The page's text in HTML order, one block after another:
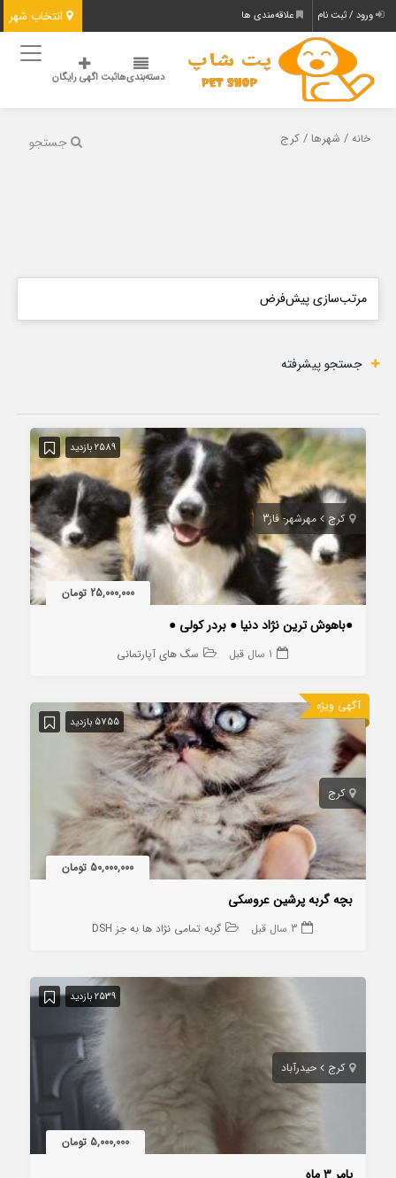
انتخاب شهر ورود / ثبت نام علاقه‌مندی ها
دسته‌بندی‌هاثبت اگهی رایگان
جستجو خانه / شهرها / کرج
جستجو پیشرفته
2589 بازدید
کرج مهرشهر- فاز3
25,000,000 تومان
●باهوش ترین نژاد دنیا ● بردر کولی ●
1 سال قبل سگ های آپارتمانی
آگهی ویژه
5755 بازدید
کرج
50,000,000 تومان
بچه گربه پرشین عروسکی
3 سال قبل گربه تمامی نژاد ها به جز DSH
2539 بازدید
کرج حیدرآباد
5,000,000 تومان